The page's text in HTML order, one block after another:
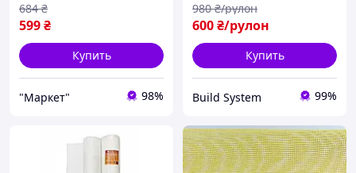
599₴
684 ₴
Купить
"Маркет" 98%
600₴/рулон
980 ₴/рулон
Купить
Build System 99%